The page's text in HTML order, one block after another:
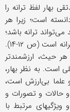
بهار لفظ ترانه را
است؛ زیرا هر
ترانه باشد؛
ازاین‌‎رو به اعتقاد وی، تصنیفهای امروزی نیز نوعی ترانه است (ص ۱۲-۱۴).
هر حیث، ارزشمندتر
است. به نظر بهار،
و علما بی‌ارزش است،
حالات و تصورات و
مرتبط با